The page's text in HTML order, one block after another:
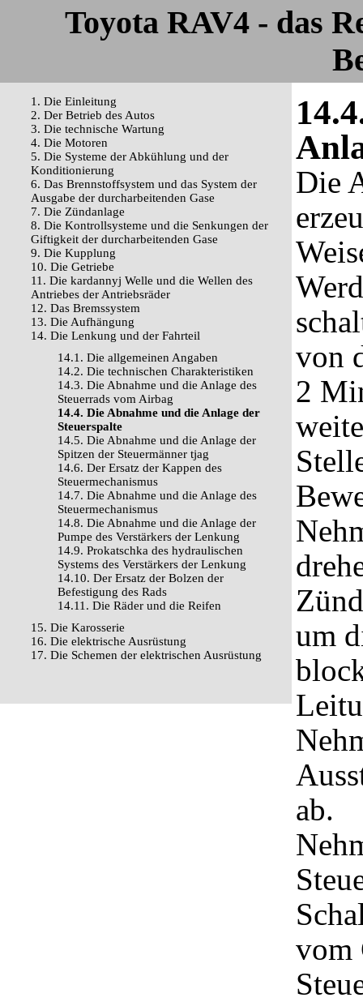
Toyota RAV4 - das
1. Die Einleitung
2. Der Betrieb des Autos
3. Die technische Wartung
4. Die Motoren
5. Die Systeme der Abkühlung und der
Konditionierung
6. Das Brennstoffsystem und das System der
Ausgabe der durcharbeitenden Gase
7. Die Zündanlage
8. Die Kontrollsysteme und die Senkungen der
Giftigkeit der durcharbeitenden Gase
9. Die Kupplung
10. Die Getriebe
11. Die kardannyj Welle und die Wellen des
Antriebes der Antriebsräder
12. Das Bremssystem
13. Die Aufhängung
14. Die Lenkung und der Fahrteil
14.1. Die allgemeinen Angaben
14.2. Die technischen Charakteristiken
14.3. Die Abnahme und die Anlage des
Steuerrads vom Airbag
14.4. Die Abnahme und die Anlage der
Steuerspalte
14.5. Die Abnahme und die Anlage der
Spitzen der Steuermänner tjag
14.6. Der Ersatz der Kappen des
Steuermechanismus
14.7. Die Abnahme und die Anlage des
Steuermechanismus
14.8. Die Abnahme und die Anlage der
Pumpe des Verstärkers der Lenkung
14.9. Prokatschka des hydraulischen
Systems des Verstärkers der Lenkung
14.10. Der Ersatz der Bolzen der
Befestigung des Rads
14.11. Die Räder und die Reifen
15. Die Karosserie
16. Die elektrische Ausrüstung
17. Die Schemen der elektrischen Ausrüstung
Die
von
2
um
ab.
vom